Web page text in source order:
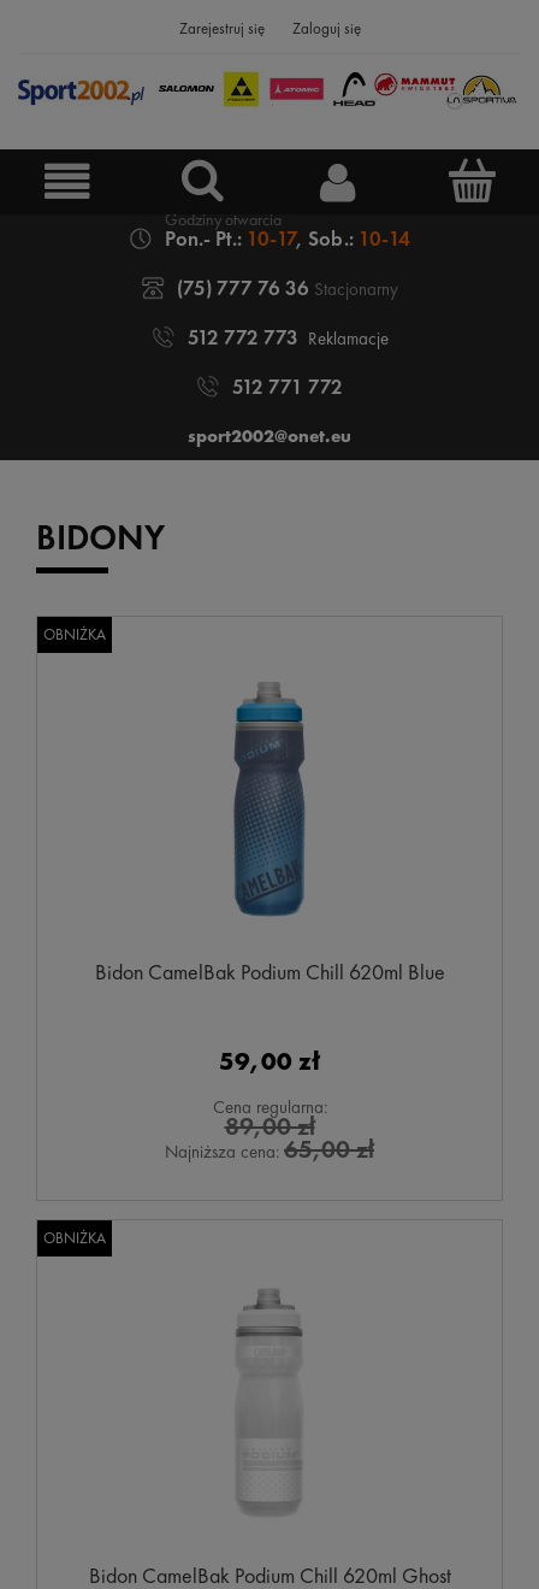
Zarejestruj się Zaloguj się
Pon.- Pt.: 10-17, Sob.: 10-14
(75) 777 76 36 Stacjonarny
512 772 773 Reklamacje
512 771 772
sport2002@onet.eu
BIDONY
Bidon CamelBak Podium Chill 620ml Blue
59,00 zł
Cena regularna:
89,00 zł
Najniższa cena: 65,00 zł
OBNIŻKA
Bidon CamelBak Podium Chill 620ml Ghost
OBNIŻKA